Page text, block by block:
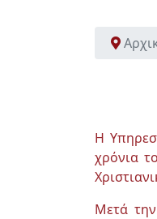
Η
χρόνια
Μετά την